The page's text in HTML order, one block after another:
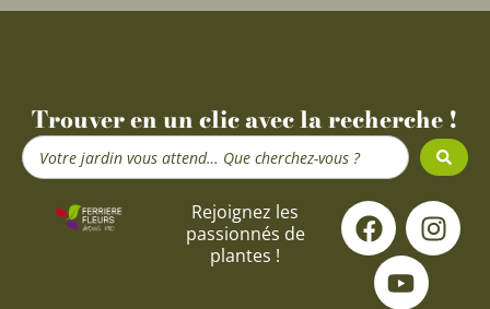
Trouver en un clic avec la recherche !
Search
...
Rejoignez les
passionnés de
plantes !
F
a
c
e
I
n
s
Y
o
u
t